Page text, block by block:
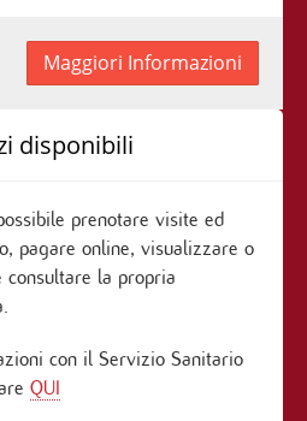
Maggiori Informazioni
disponibili
prenotare visite ed
pagare online, visualizzare o
consultare la propria
con il Servizio Sanitario
QUI